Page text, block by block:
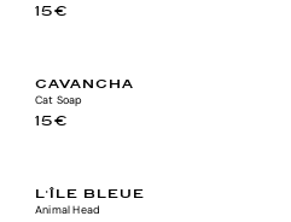
15€
CAVANCHA
Cat Soap
15€
L'ÎLE BLEUE
Animal Head